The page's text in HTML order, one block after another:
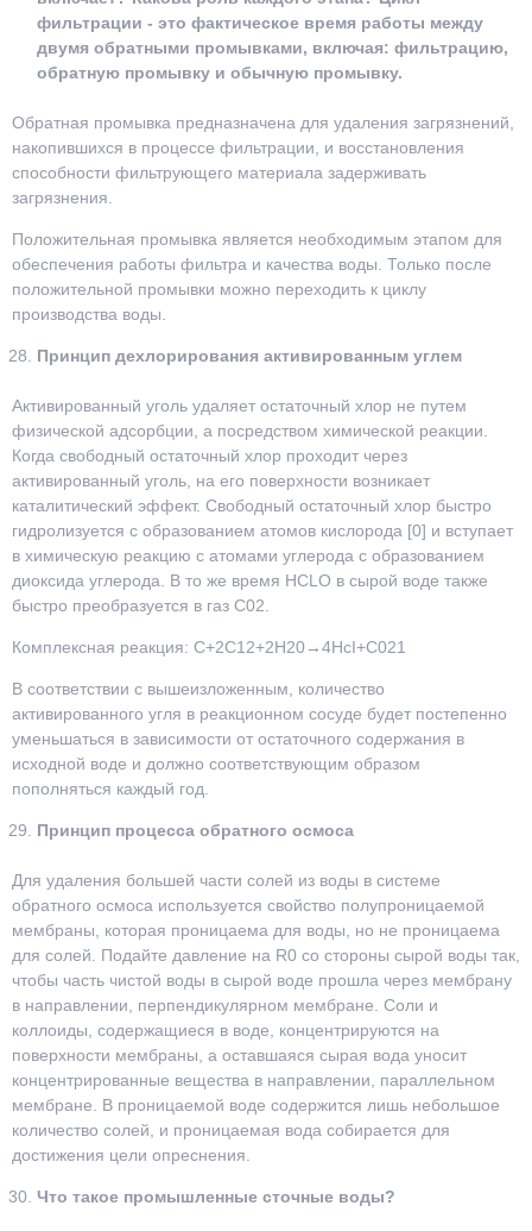
фильтрации - это фактическое время работы между
двумя обратными промывками, включая: фильтрацию,
обратную промывку и обычную промывку.
Обратная промывка предназначена для удаления загрязнений,
накопившихся в процессе фильтрации, и восстановления
способности фильтрующего материала задерживать
загрязнения.
Положительная промывка является необходимым этапом для
обеспечения работы фильтра и качества воды. Только после
положительной промывки можно переходить к циклу
производства воды.
Принцип дехлорирования активированным углем
Активированный уголь удаляет остаточный хлор не путем
физической адсорбции, а посредством химической реакции.
Когда свободный остаточный хлор проходит через
активированный уголь, на его поверхности возникает
каталитический эффект. Свободный остаточный хлор быстро
гидролизуется с образованием атомов кислорода [0] и вступает
в химическую реакцию с атомами углерода с образованием
диоксида углерода. В то же время HCLO в сырой воде также
быстро преобразуется в газ C02.
Комплексная реакция: C+2C12+2H20→4HcI+C021
В соответствии с вышеизложенным, количество
активированного угля в реакционном сосуде будет постепенно
уменьшаться в зависимости от остаточного содержания в
исходной воде и должно соответствующим образом
пополняться каждый год.
Принцип процесса обратного осмоса
Для удаления большей части солей из воды в системе
обратного осмоса используется свойство полупроницаемой
мембраны, которая проницаема для воды, но не проницаема
для солей. Подайте давление на R0 со стороны сырой воды так,
чтобы часть чистой воды в сырой воде прошла через мембрану
в направлении, перпендикулярном мембране. Соли и
коллоиды, содержащиеся в воде, концентрируются на
поверхности мембраны, а оставшаяся сырая вода уносит
концентрированные вещества в направлении, параллельном
мембране. В проницаемой воде содержится лишь небольшое
количество солей, и проницаемая вода собирается для
достижения цели опреснения.
Что такое промышленные сточные воды?